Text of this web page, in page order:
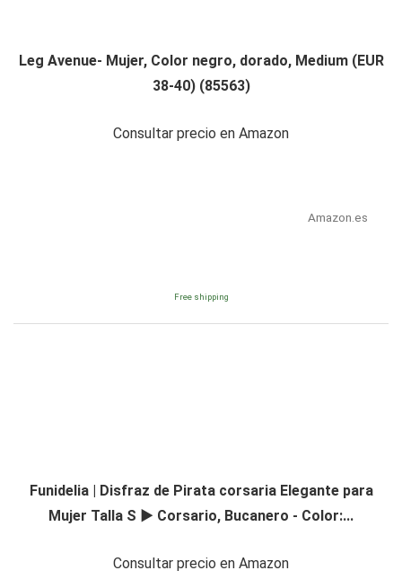
Leg Avenue- Mujer, Color negro, dorado, Medium (EUR
38-40) (85563)
Consultar precio en Amazon
Amazon.es
Free shipping
Funidelia | Disfraz de Pirata corsaria Elegante para
Mujer Talla S ▶ Corsario, Bucanero - Color:...
Consultar precio en Amazon